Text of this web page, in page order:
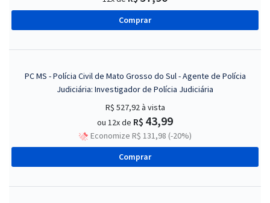
Comprar
PC MS - Polícia Civil de Mato Grosso do Sul - Agente de Polícia
Judiciária: Investigador de Polícia Judiciária
R$ 527,92à vista
ou 12x de R$ 43,99
Economize R$ 131,98 (-20%)
Comprar